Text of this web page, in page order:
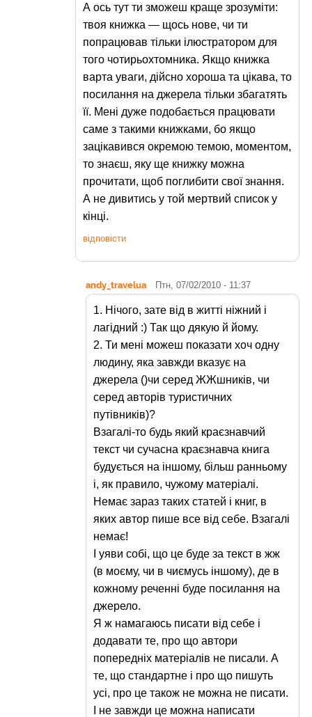
А ось тут ти зможеш краще зрозуміти:
твоя книжка — щось нове, чи ти
попрацював тільки ілюстратором для
того чотирьохтомника. Якщо книжка
варта уваги, дійсно хороша та цікава, то
посилання на джерела тільки збагатять
її. Мені дуже подобається працювати
саме з такими книжками, бо якщо
зацікавився окремою темою, моментом,
то знаєш, яку ще книжку можна
прочитати, щоб поглибити свої знання.
А не дивитись у той мертвий список у
кінці.
відповісти
andy_travelua Птн, 07/02/2010 - 11:37
1. Нічого, зате від в житті ніжний і
лагідний :) Так що дякую й йому.
2. Ти мені можеш показати хоч одну
людину, яка завжди вказує на
джерела ()чи серед ЖЖшників, чи
серед авторів туристичних
путівників)?
Взагалі-то будь який краєзнавчий
текст чи сучасна краєзнавча книга
будується на іншому, більш ранньому
і, як правило, чужому матеріалі.
Немає зараз таких статей і книг, в
яких автор пише все від себе. Взагалі
немає!
І уяви собі, що це буде за текст в жж
(в моєму, чи в чиємусь іншому), де в
кожному реченні буде посилання на
джерело.
Я ж намагаюсь писати від себе і
додавати те, про що автори
попередніх матеріалів не писали. А
те, що стандартне і про що пишуть
усі, про це також не можна не писати.
І не завжди це можна написати